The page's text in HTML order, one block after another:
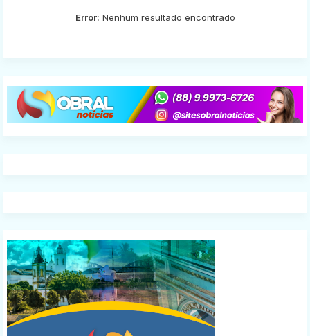
Error: Nenhum resultado encontrado